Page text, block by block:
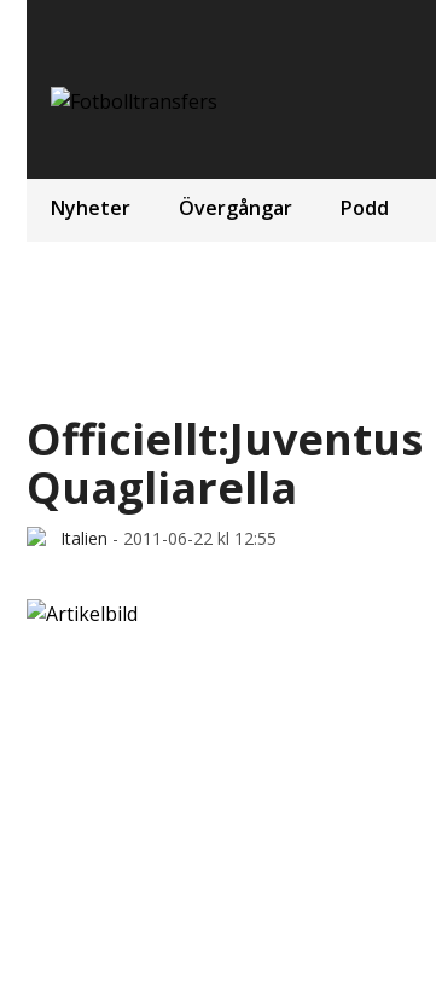
Nyheter Övergångar Podd
Quagliarella
Italien - 2011-06-22 kl 12:55